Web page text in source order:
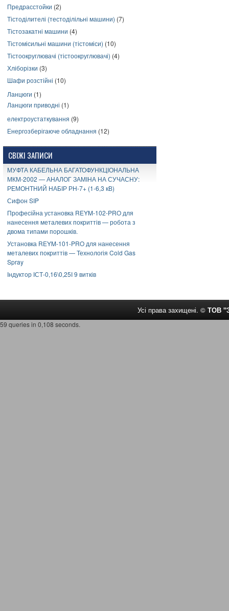
Предрасстойки (2)
Тістоділителі (тестоділільні машини) (7)
Тістозакатні машини (4)
Тістомісильні машини (тістоміси) (10)
Тістоокруглювачі (тістоокруглювачі) (4)
Хліборізки (3)
Шафи розстійні (10)
Ланцюги (1)
Ланцюги приводні (1)
електроустаткування (9)
Енергозберігаюче обладнання (12)
СВІЖІ ЗАПИСИ
МУФТА КАБЕЛЬНА БАГАТОФУНКЦІОНАЛЬНА
МКМ-2002 — АНАЛОГ ЗАМІНА НА СУЧАСНУ:
РЕМОНТНИЙ НАБІР РН-7+ (1-6,3 кВ)
Сифон SIP
Професійна установка REYM-102-PRO для
нанесення металевих покриттів — робота з
двома типами порошків.
Установка REYM-101-PRO для нанесення
металевих покриттів — Технологія Cold Gas
Spray
Індуктор ІСТ-0,16\0,25І 9 витків
Усі права захищені. © ТОВ
59 queries in 0,108 seconds.